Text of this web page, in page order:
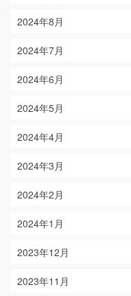
2024年8月
2024年7月
2024年6月
2024年5月
2024年4月
2024年3月
2024年2月
2024年1月
2023年12月
2023年11月